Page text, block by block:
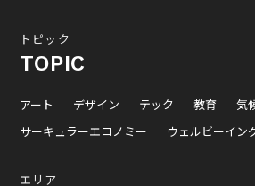
トピック
TOPIC
アート デザイン テック 教育
気
サーキュラーエコノミー
ウェルビーイン
エリア